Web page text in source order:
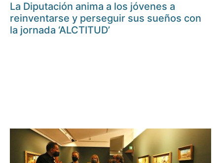
La Diputación anima a los jóvenes a
reinventarse y perseguir sus sueños con
la jornada ‘ALCTITUD’